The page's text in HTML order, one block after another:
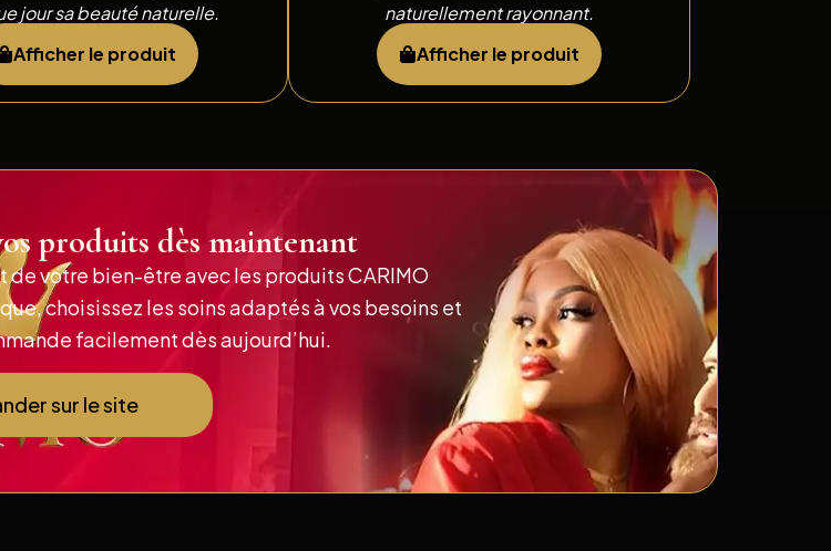
jour sa beauté naturelle.
Afficher le produit
naturellement rayonnant.
Afficher le produit
produits dès maintenant
de votre bien-être avec les produits CARIMO
choisissez les soins adaptés à vos besoins et
facilement dès aujourd’hui.
sur le site